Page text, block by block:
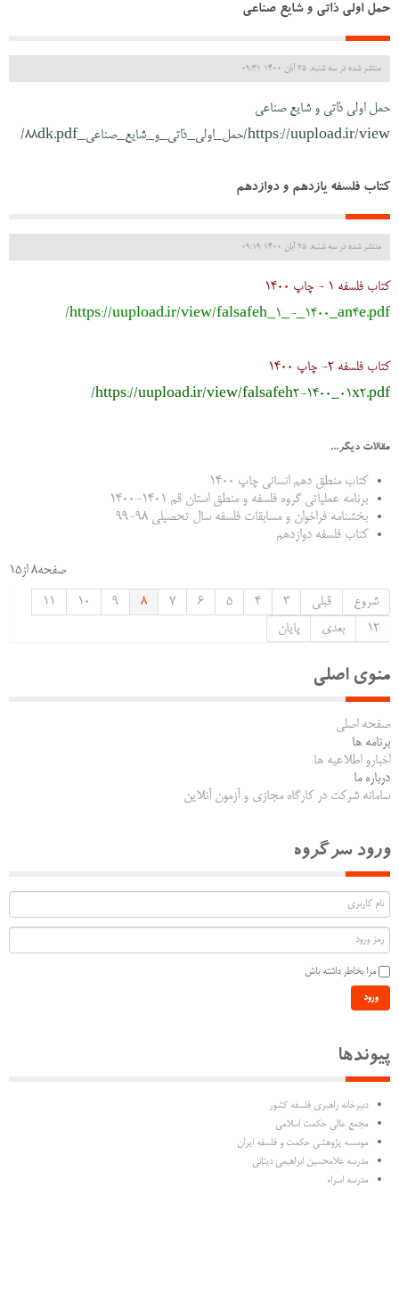
حمل اولی ذاتی و شایع صناعی
منتشر شده در سه شنبه, 25 آبان 1400 09:31
حمل اولی ذاتی و شایع صناعی
https://uupload.ir/view/حمل_اولی_ذاتی_و_شایع_صناعی_88dk.pdf/
کتاب فلسفه یازدهم و دوازدهم
منتشر شده در سه شنبه, 25 آبان 1400 09:19
کتاب فلسفه 1 - چاپ 1400
https://uupload.ir/view/falsafeh_1_-_1400_an4e.pdf/
کتاب فلسفه 2- چاپ 1400
https://uupload.ir/view/falsafeh2-1400_01x2.pdf/
مقالات دیگر...
کتاب منطق دهم انسانی چاپ 1400
برنامه عملیاتی گروه فلسفه و منطق استان قم 1401-1400
بخشنامه فراخوان و مسابقات فلسفه سال تحصیلی 98-99
کتاب فلسفه دوازدهم
صفحه8 از15
شروع
قبلی 3
4
5
6
7
8
9
10
11
12
بعدی پایان
منوی اصلی
صفحه اصلی
برنامه ها
اخبارو اطلاعیه ها
درباره ما
سامانه شرکت در کارگاه مجازی و آزمون آنلاین
ورود سرگروه
مرا بخاطر داشته باش
ورود
پیوندها
دبیرخانه راهبری فلسفه کشور
مجمع عالی حکمت اسلامی
موسسه پژوهشی حکمت و فلسفه ایران
مدرسه غلامحسین ابراهیمی دینانی
مدرسه اسراء